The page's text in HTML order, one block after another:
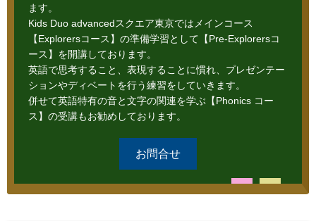
ます。
Kids Duo advancedスクエア東京ではメインコース
【Explorersコース】の準備学習として【Pre-Explorersコ
ース】を開講しております。
英語で思考すること、表現することに慣れ、プレゼンテー
ションやディベートを行う練習をしていきます。
併せて英語特有の音と文字の関連を学ぶ【Phonics コー
ス】の受講もお勧めしております。
お問合せ